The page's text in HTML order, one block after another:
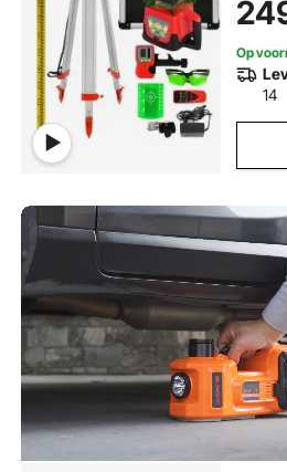
liniaal
Op
14